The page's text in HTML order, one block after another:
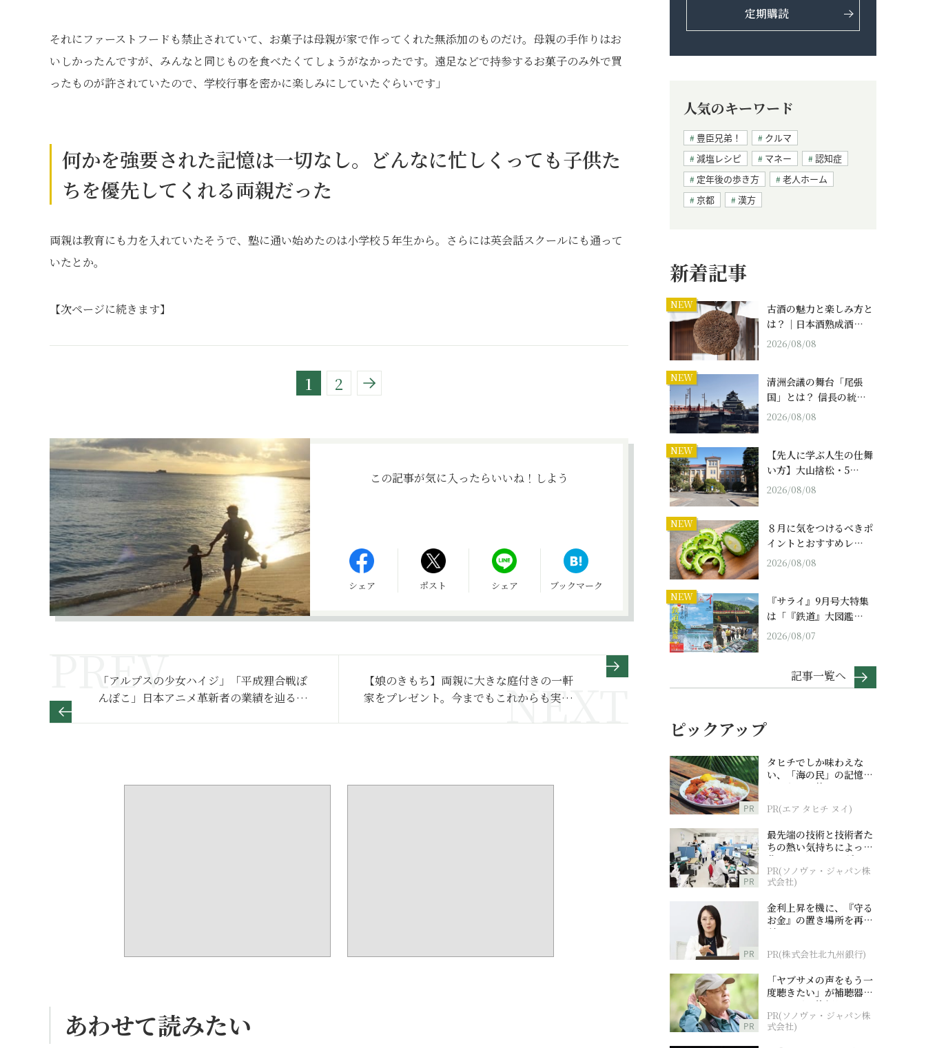
それにファーストフードも禁止されていて、お菓子は母親が家で作ってくれた無添加のものだけ。母親の手作りはお
いしかったんですが、みんなと同じものを食べたくてしょうがなかったです。遠足などで持参するお菓子のみ外で買
ったものが許されていたので、学校行事を密かに楽しみにしていたぐらいです」
何かを強要された記憶は一切なし。どんなに忙しくっても子供た
ちを優先してくれる両親だった
両親は教育にも力を入れていたそうで、塾に通い始めたのは小学校５年生から。さらには英会話スクールにも通って
いたとか。
【次ページに続きます】
1 2
この記事が気に入ったらいいね！しよう
シェア ポスト シェア ブックマーク
「アルプスの少女ハイジ」「平成狸合戦ぽ
んぽこ」日本アニメ革新者の業績を辿る
【娘のきもち】両親に大きな庭付きの一軒
家をプレゼント。今までもこれからも実家
あわせて読みたい
定期購読
人気のキーワード
豊臣兄弟！
クルマ
減塩レシピ
マネー
認知症
定年後の歩き方
老人ホーム
京都
漢方
新着記事
NEW
古酒の魅力と楽しみ方と
は？｜日本酒熟成酒…
2026/08/08
NEW
清洲会議の舞台「尾張
国」とは？ 信長の統…
2026/08/08
NEW
【先人に学ぶ人生の仕舞
い方】大山捨松・5…
2026/08/08
NEW
８月に気をつけるべきポ
イントとおすすめレ…
2026/08/08
NEW
『サライ』9月号大特集
は「『鉄道』大図鑑…
2026/08/07
記事一覧へ
ピックアップ
PR
タヒチでしか味わえな
い、「海の民」の記憶へ
とつながる旅
PR(エア タヒチ ヌイ)
PR
最先端の技術と技術者た
ちの熱い気持ちによって
作られているオーダーメ
イド補聴器
PR(ソノヴァ・ジャパン株
式会社)
PR
金利上昇を機に、『守る
お金』の置き場所を再検
討
PR(株式会社北九州銀行)
PR
「ヤブサメの声をもう一
度聴きたい」が補聴器チ
ャレンジの後押しに
PR(ソノヴァ・ジャパン株
式会社)